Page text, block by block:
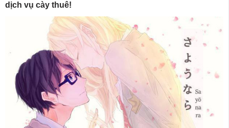
dịch vụ cày thuê!